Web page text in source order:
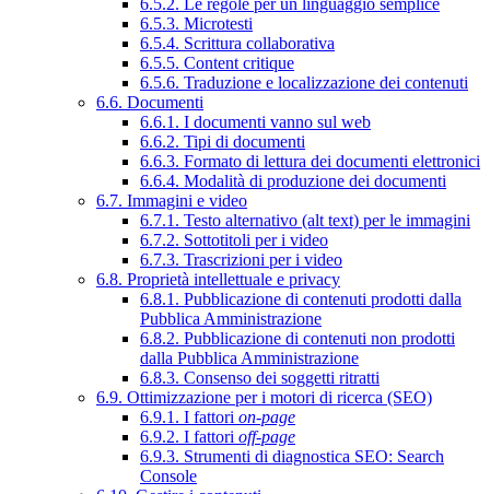
6.5.3. Microtesti
6.5.4. Scrittura collaborativa
6.5.5. Content critique
6.5.6. Traduzione e localizzazione dei contenuti
6.6. Documenti
6.6.1. I documenti vanno sul web
6.6.2. Tipi di documenti
6.6.3. Formato di lettura dei documenti elettronici
6.6.4. Modalità di produzione dei documenti
6.7. Immagini e video
6.7.1. Testo alternativo (alt text) per le immagini
6.7.2. Sottotitoli per i video
6.7.3. Trascrizioni per i video
6.8. Proprietà intellettuale e privacy
6.8.1. Pubblicazione di contenuti prodotti dalla
Pubblica Amministrazione
6.8.2. Pubblicazione di contenuti non prodotti
dalla Pubblica Amministrazione
6.8.3. Consenso dei soggetti ritratti
6.9. Ottimizzazione per i motori di ricerca (SEO)
6.9.1. I fattori on-page
6.9.2. I fattori off-page
6.9.3. Strumenti di diagnostica SEO: Search
Console